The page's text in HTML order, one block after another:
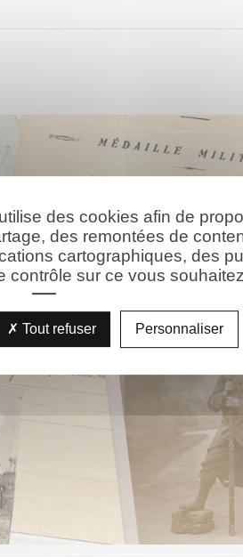
des cookies afin de
des remontées de
cartographiques, des
contrôle sur ce vous
Tout refuser Personnaliser